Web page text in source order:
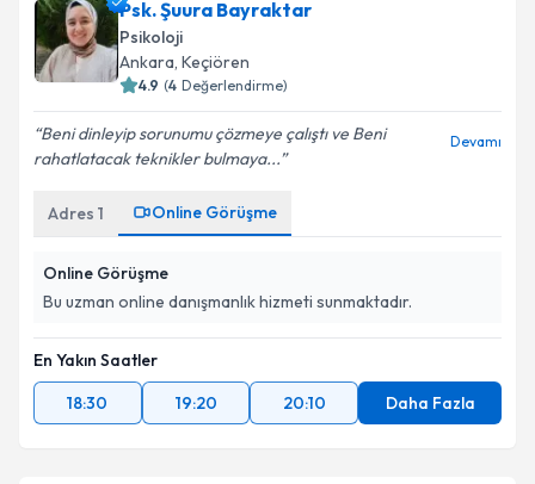
Psk. Şuura Bayraktar
Psikoloji
Ankara, Keçiören
4.9 (4 Değerlendirme)
Beni dinleyip sorunumu çözmeye çalıştı ve Beni
rahatlatacak teknikler bulmaya...
Devamı
Adres 1 Online Görüşme
Online Görüşme
Bu uzman online danışmanlık hizmeti sunmaktadır.
En Yakın Saatler
18:30
19:20 20:10 Daha Fazla